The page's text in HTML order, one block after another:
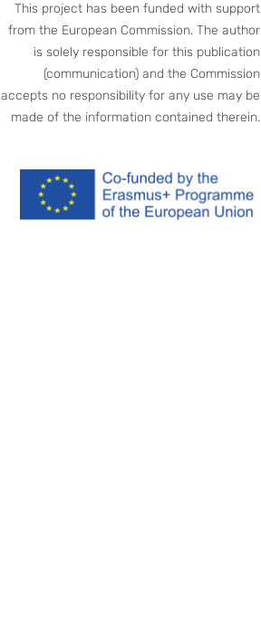
This project has been funded with support
from the European Commission. The author
is solely responsible for this publication
(communication) and the Commission
accepts no responsibility for any use may be
made of the information contained therein.